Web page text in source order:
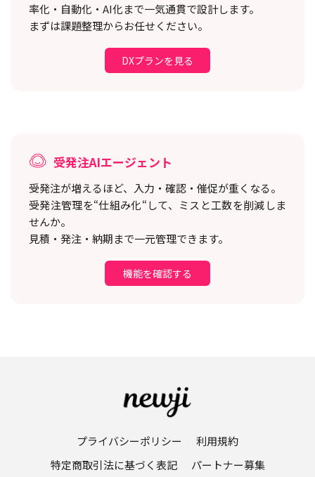
率化・自動化・AI化まで一気通貫で設計します。
まずは課題整理からお任せください。
DXプランを見る
受発注AIエージェント
受発注が増えるほど、入力・確認・催促が重くなる。
受発注管理を“仕組み化“して、ミスと工数を削減しま
せんか。
見積・発注・納期まで一元管理できます。
機能を確認する
プライバシーポリシー
利用規約
特定商取引法に基づく表記
パートナー募集